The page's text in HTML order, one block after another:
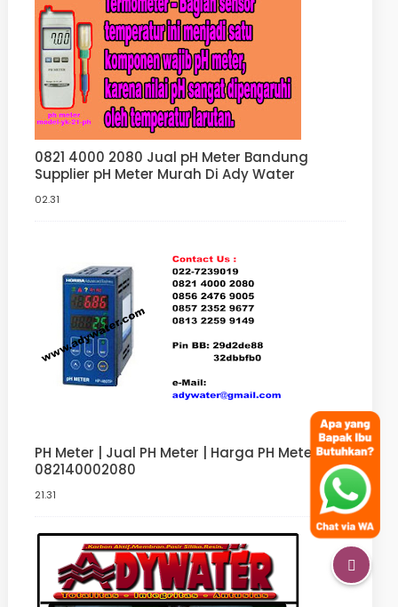
0821 4000 2080 Jual pH Meter Bandung
Supplier pH Meter Murah Di Ady Water
02.31
PH Meter | Jual PH Meter | Harga PH Meter
082140002080
21.31